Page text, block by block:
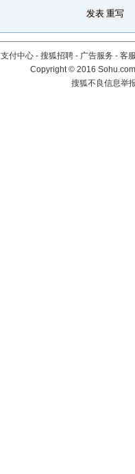
支付中心 - 搜狐招聘 - 广告服务 - 客
Copyright©2016
搜狐不良信息举